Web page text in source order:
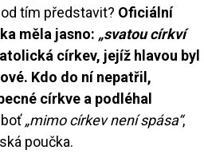
tím představit? Oficiální
měla jasno: „svatou církví
církev, jejíž hlavou byl
Kdo do ní nepatřil,
církve a podléhal
„mimo církev není spása“,
poučka.